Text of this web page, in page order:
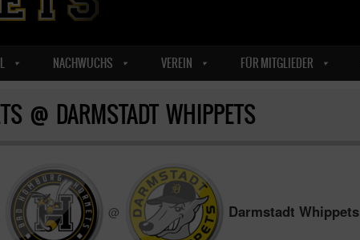
NACHWUCHS VEREIN FÜR MITGLIEDER
@ DARMSTADT WHIPPETS
@ Darmstadt Whippets